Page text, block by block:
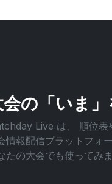
会の「いま」
Live は、 順位表
情報配信プラットフォー
たの大会でも使ってみ